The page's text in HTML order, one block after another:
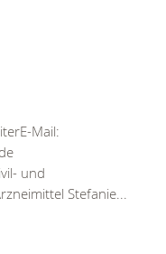
Mail:
und
Stefanie...